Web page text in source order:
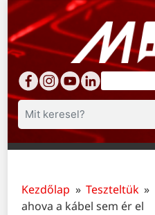
Keresés
Kezdőlap » Teszteltük»
ahova a kábel sem ér el